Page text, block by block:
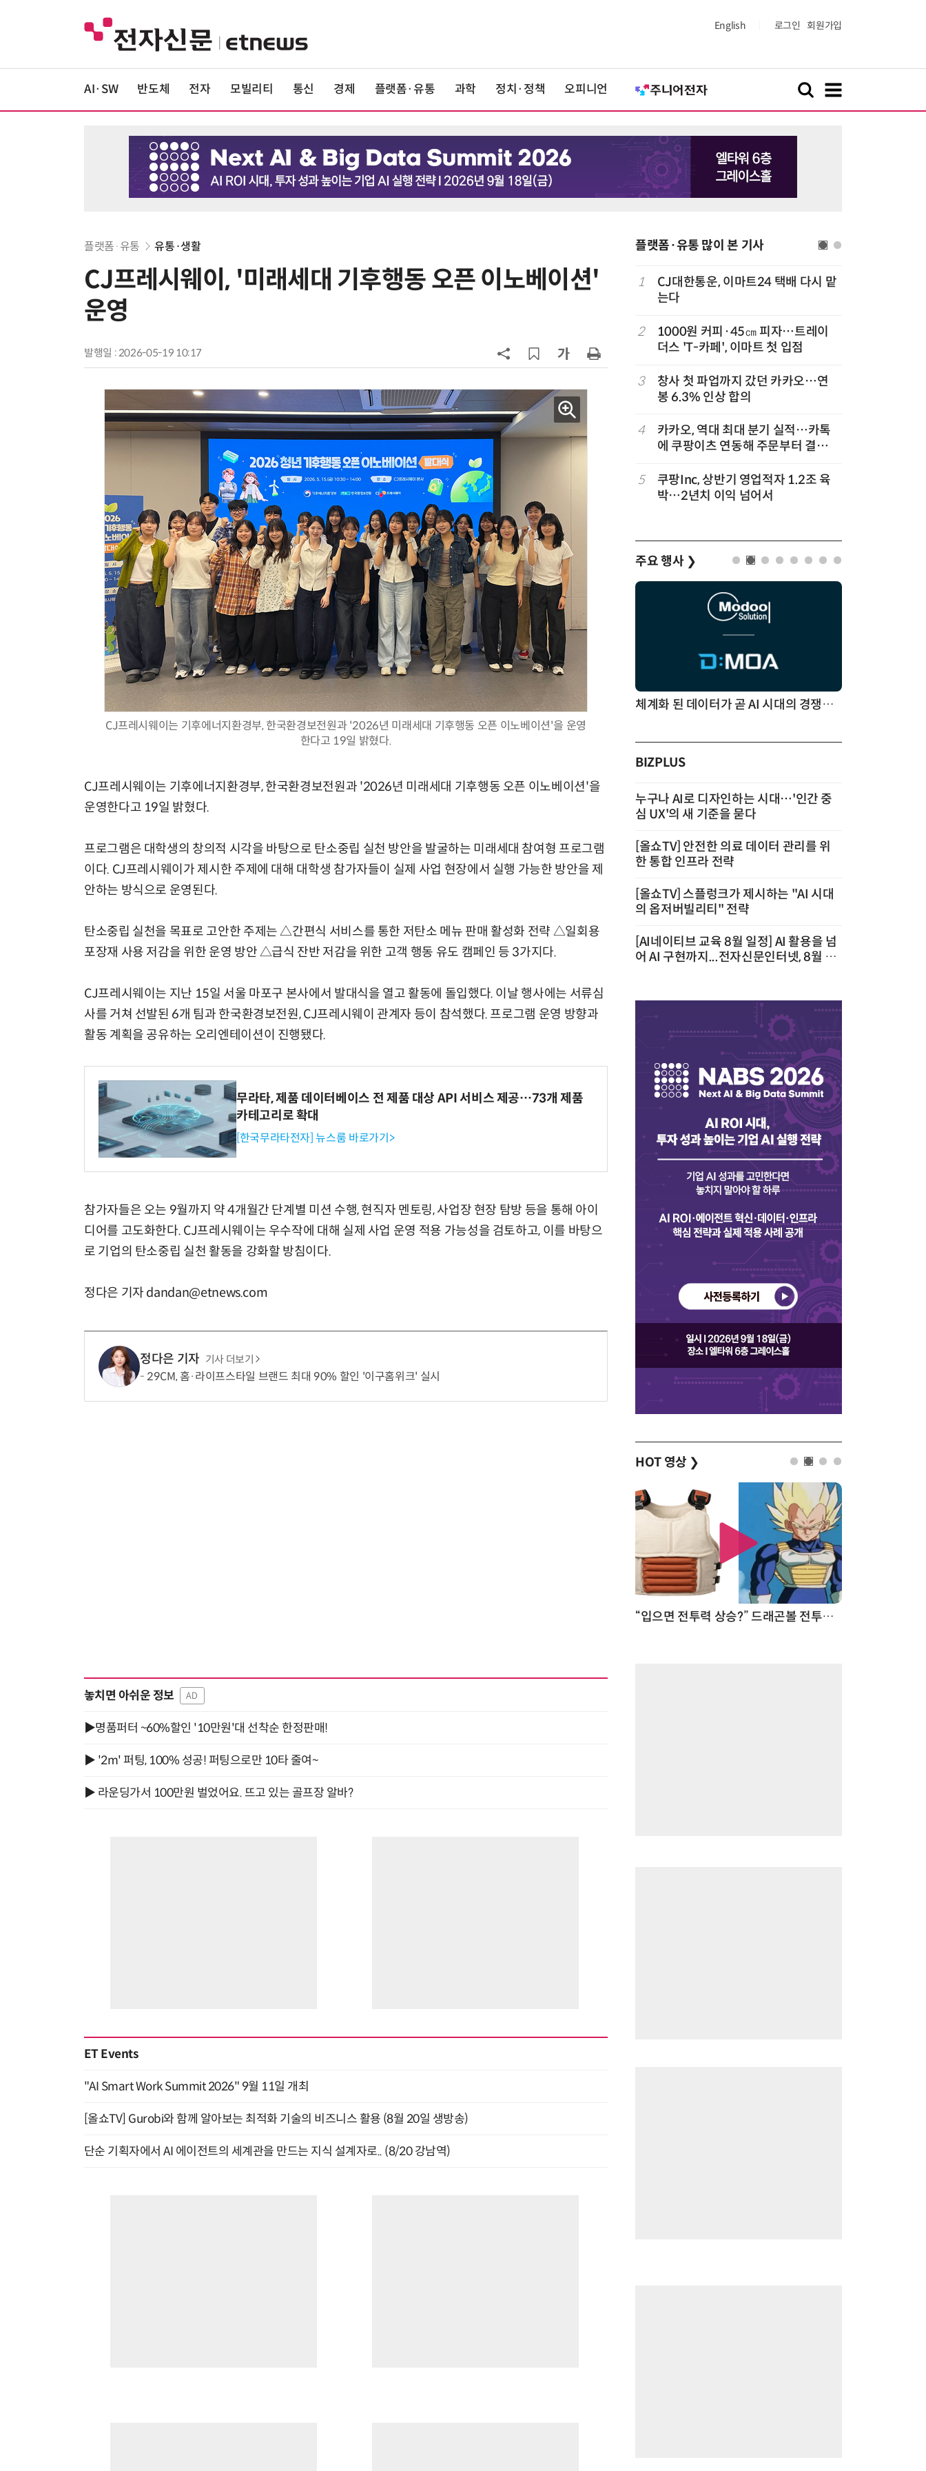
English 로그인 회원가입
AI·SW 반도체 전자 모빌리티 통신 경제 플랫폼·유통 과학 정치·정책 오피니언
플랫폼·유통 유통·생활
CJ프레시웨이, '미래세대 기후행동 오픈 이노베이션'
운영
발행일 : 2026-05-19 10:17
CJ프레시웨이는 기후에너지환경부, 한국환경보전원과 '2026년 미래세대 기후행동 오픈 이노베이션'을 운영
한다고 19일 밝혔다.
CJ프레시웨이는 기후에너지환경부, 한국환경보전원과 '2026년 미래세대 기후행동 오픈 이노베이션'을
운영한다고 19일 밝혔다.
프로그램은 대학생의 창의적 시각을 바탕으로 탄소중립 실천 방안을 발굴하는 미래세대 참여형 프로그램
이다. CJ프레시웨이가 제시한 주제에 대해 대학생 참가자들이 실제 사업 현장에서 실행 가능한 방안을 제
안하는 방식으로 운영된다.
탄소중립 실천을 목표로 고안한 주제는 △간편식 서비스를 통한 저탄소 메뉴 판매 활성화 전략 △일회용
포장재 사용 저감을 위한 운영 방안 △급식 잔반 저감을 위한 고객 행동 유도 캠페인 등 3가지다.
CJ프레시웨이는 지난 15일 서울 마포구 본사에서 발대식을 열고 활동에 돌입했다. 이날 행사에는 서류심
사를 거쳐 선발된 6개 팀과 한국환경보전원, CJ프레시웨이 관계자 등이 참석했다. 프로그램 운영 방향과
활동 계획을 공유하는 오리엔테이션이 진행됐다.
무라타, 제품 데이터베이스 전 제품 대상 API 서비스 제공…73개 제품
카테고리로 확대
[한국무라타전자] 뉴스룸 바로가기>
참가자들은 오는 9월까지 약 4개월간 단계별 미션 수행, 현직자 멘토링, 사업장 현장 탐방 등을 통해 아이
디어를 고도화한다. CJ프레시웨이는 우수작에 대해 실제 사업 운영 적용 가능성을 검토하고, 이를 바탕으
로 기업의 탄소중립 실천 활동을 강화할 방침이다.
정다은 기자 dandan@etnews.com
정다은 기자 기사 더보기
29CM, 홈·라이프스타일 브랜드 최대 90% 할인 '이구홈위크' 실시
놓치면 아쉬운 정보 AD
▶명품퍼터 ~60%할인 '10만원'대 선착순 한정판매!
▶ '2m' 퍼팅, 100% 성공! 퍼팅으로만 10타 줄여~
▶ 라운딩가서 100만원 벌었어요. 뜨고 있는 골프장 알바?
ET Events
"AI Smart Work Summit 2026" 9월 11일 개최
[올쇼TV] Gurobi와 함께 알아보는 최적화 기술의 비즈니스 활용 (8월 20일 생방송)
단순 기획자에서 AI 에이전트의 세계관을 만드는 지식 설계자로.. (8/20 강남역)
플랫폼·유통 많이 본 기사
6
[뉴스줌인] 쿠팡Inc, 2분기 '어닝쇼
무자격 라이더 차단
최대'…쿠팡이츠도 신기록”
9
네이버, 2분기 매출 3조3888억원…
10 롯데百, 잠실서 첫 '서머마켓' 개최…
포켓몬 별빛낙원 꾸린다
1
CJ대한통운, 이마트24 택배 다시 맡
는다
2
1000원 커피·45㎝ 피자…트레이
더스 'T-카페', 이마트 첫 입점
3
창사 첫 파업까지 갔던 카카오…연
봉 6.3% 인상 합의
4
카카오, 역대 최대 분기 실적…카톡
에 쿠팡이츠 연동해 주문부터 결제까
5
쿠팡Inc, 상반기 영업적자 1.2조 육
박…2년치 이익 넘어서
주요 행사 ❯
AI Native Enterprise를 지원하는 AI Ready Data 플랫폼 활용 전략 체계화 된 데이터가 곧 AI 시대의 경쟁력이다
BIZPLUS
누구나 AI로 디자인하는 시대…'인간 중
심 UX'의 새 기준을 묻다
[올쇼TV] 안전한 의료 데이터 관리를 위
한 통합 인프라 전략
[올쇼TV] 스플렁크가 제시하는 "AI 시대
의 옵저버빌리티" 전략
[AI네이티브 교육 8월 일정] AI 활용을 넘
어 AI 구현까지...전자신문인터넷, 8월 실
HOT 영상 ❯
“입으면 전투력 상승?” 드래곤볼 전투복 닮은 중량조끼